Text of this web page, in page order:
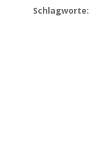
Schlagworte: